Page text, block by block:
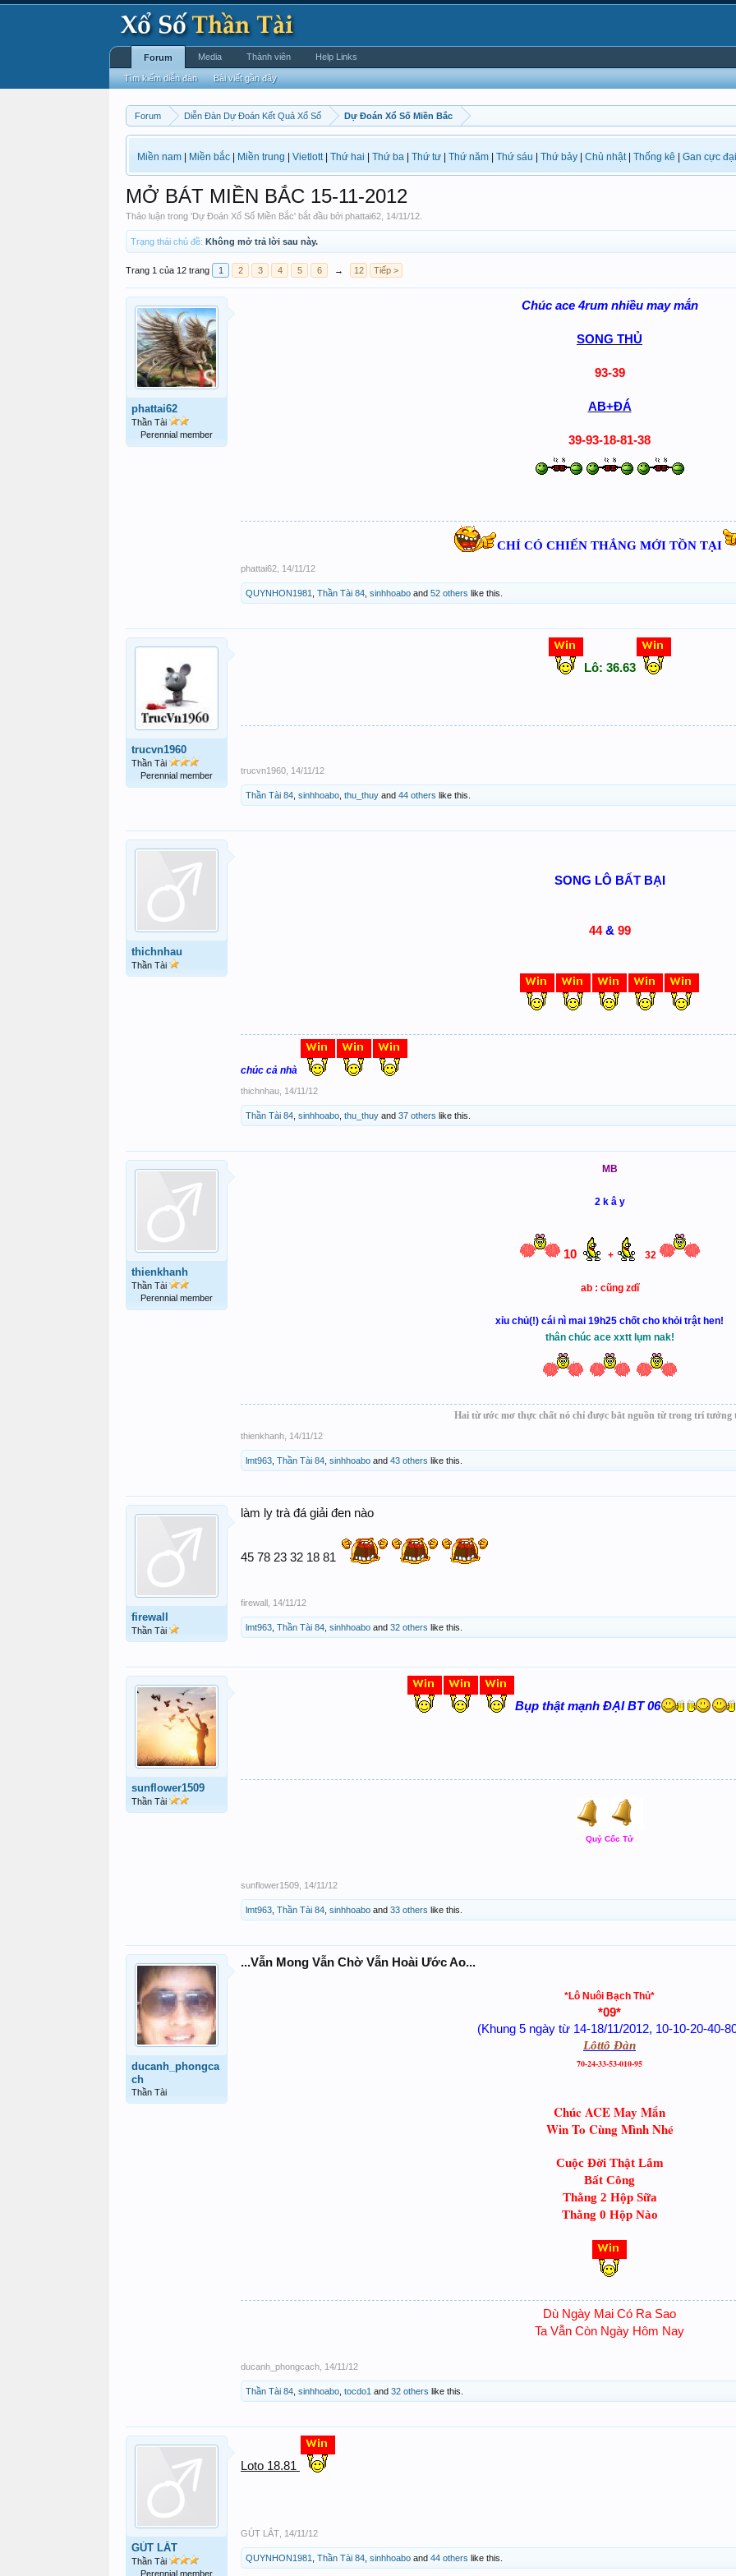
Forum Diễn Đàn Dự Đoán Kết Quả Xổ Số Dự Đoán Xổ Số Miền Bắc
Miền nam Miền bắc Miền trung Vietlott| Thứ hai Thứ ba Thứ tư Thứ năm Thứ sáu Thứ bảy Chủ nhật| Thống kê Gan cực đại
MỞ BÁT MIỀN BẮC 15-11-2012
Thảo luận trong 'Dự Đoán Xổ Số Miền Bắc' bắt đầu bởi phattai62 14/11/12
Trạng thái chủ đề: Không mở trả lời sau này.
Trang 1 của 12 trang 1 2 3 4 5 6 → 12 Tiếp >
phattai62
Thần Tài
Perennial member
Chúc ace 4rumnhiều may mắn
SONG THỦ
93-39
AB+ĐÁ
39-93-18-81-38
CHỈ CÓ CHIẾN THẮNG MỚI TỒN TẠI
phattai62 14/11/12
QUYNHON1981 Thần Tài 84 sinhhoabo and 52 others like this.
trucvn1960
Thần Tài
Perennial member
Lô: 36.63
trucvn1960 14/11/12
Thần Tài 84 sinhhoabo thu_thuy and 44 others like this.
thichnhau
Thần Tài
SONG LÔ BẤT BẠI
44& 99
chúc cả nhà
thichnhau 14/11/12
Thần Tài 84 sinhhoabo thu_thuy and 37 others like this.
thienkhanh
Thần Tài
Perennial member
MB
2 k â y
10 + 32
ab : cũng zdĩ
xỉu chủ(!) cái nì mai 19h25 chốt cho khỏi trật hen!
thân chúc ace xxtt lụm nak!
Hai từ ước mơ thực chất nó chỉ được bắt nguồn từ trong trí tưởng
thienkhanh 14/11/12
lmt963 Thần Tài 84 sinhhoabo and 43 others like this.
firewall
Thần Tài
làm ly trà đá giải đen nào
45 78 23 32 18 81
firewall 14/11/12
lmt963 Thần Tài 84 sinhhoabo and 32 others like this.
sunflower1509
Thần Tài
Bụp thật mạnh ĐẠI BT 06
Quỷ Cốc Tử
sunflower1509 14/11/12
lmt963 Thần Tài 84 sinhhoabo and 33 others like this.
ducanh_phongca
ch
Thần Tài
...Vẫn Mong Vẫn Chờ Vẫn Hoài Ước Ao...
*Lô Nuôi Bạch Thủ*
*09*
(Khung 5 ngày từ 14-18/11/2012, 10-10-20-40-
Lôttô Đàn
70-24-33-53-010-95
Chúc ACE May Mắn
Win To Cùng Mình Nhé
Cuộc Đời Thật Lắm
Bất Công
Thằng 2 Hộp Sữa
Thằng 0 Hộp Nào
Dù Ngày Mai Có Ra Sao
Ta Vẫn Còn Ngày Hôm Nay
ducanh_phongcach 14/11/12
Thần Tài 84 sinhhoabo tocdo1 and 32 others like this.
GÚT LẮT
Thần Tài
Perennial member
Loto 18.81
GÚT LẮT 14/11/12
QUYNHON1981 Thần Tài 84 sinhhoabo and 44 others like this.
Forum
Tìm kiếm diễn đàn Bài viết gần đây
Media Thành viên Help Links